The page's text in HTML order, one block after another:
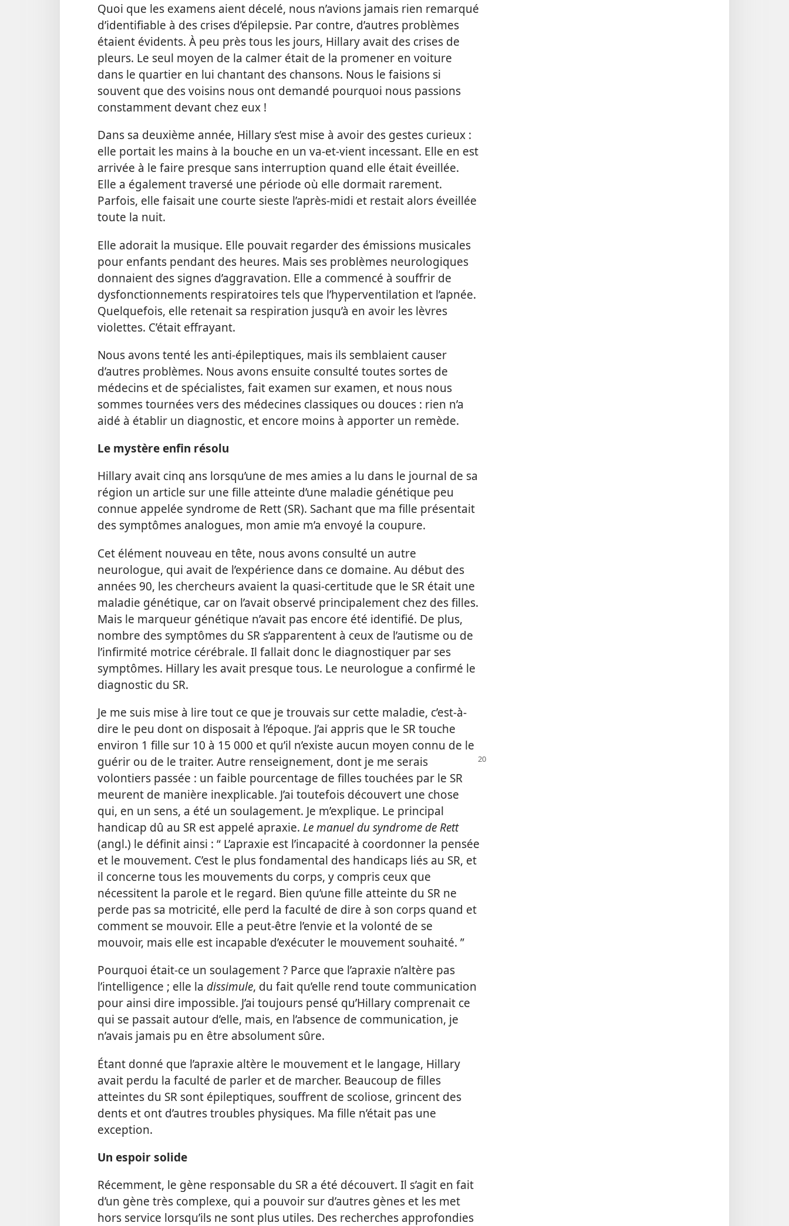
Quoi que les examens aient décelé, nous n’avions jamais rien remarqué
d’identifiable à des crises d’épilepsie. Par contre, d’autres problèmes
étaient évidents. À peu près tous les jours, Hillary avait des crises de
pleurs. Le seul moyen de la calmer était de la promener en voiture
dans le quartier en lui chantant des chansons. Nous le faisions si
souvent que des voisins nous ont demandé pourquoi nous passions
constamment devant chez eux !
Dans sa deuxième année, Hillary s’est mise à avoir des gestes curieux :
elle portait les mains à la bouche en un va-et-vient incessant. Elle en est
arrivée à le faire presque sans interruption quand elle était éveillée.
Elle a également traversé une période où elle dormait rarement.
Parfois, elle faisait une courte sieste l’après-midi et restait alors éveillée
toute la nuit.
Elle adorait la musique. Elle pouvait regarder des émissions musicales
pour enfants pendant des heures. Mais ses problèmes neurologiques
donnaient des signes d’aggravation. Elle a commencé à souffrir de
dysfonctionnements respiratoires tels que l’hyperventilation et l’apnée.
Quelquefois, elle retenait sa respiration jusqu’à en avoir les lèvres
violettes. C’était effrayant.
Nous avons tenté les anti-épileptiques, mais ils semblaient causer
d’autres problèmes. Nous avons ensuite consulté toutes sortes de
médecins et de spécialistes, fait examen sur examen, et nous nous
sommes tournées vers des médecines classiques ou douces : rien n’a
aidé à établir un diagnostic, et encore moins à apporter un remède.
Le mystère enfin résolu
Hillary avait cinq ans lorsqu’une de mes amies a lu dans le journal de sa
région un article sur une fille atteinte d’une maladie génétique peu
connue appelée syndrome de Rett (SR). Sachant que ma fille présentait
des symptômes analogues, mon amie m’a envoyé la coupure.
Cet élément nouveau en tête, nous avons consulté un autre
neurologue, qui avait de l’expérience dans ce domaine. Au début des
années 90, les chercheurs avaient la quasi-certitude que le SR était une
maladie génétique, car on l’avait observé principalement chez des filles.
Mais le marqueur génétique n’avait pas encore été identifié. De plus,
nombre des symptômes du SR s’apparentent à ceux de l’autisme ou de
l’infirmité motrice cérébrale. Il fallait donc le diagnostiquer par ses
symptômes. Hillary les avait presque tous. Le neurologue a confirmé le
diagnostic du SR.
Je me suis mise à lire tout ce que je trouvais sur cette maladie, c’est-à-
dire le peu dont on disposait à l’époque. J’ai appris que le SR touche
environ 1 fille sur 10 à 15 000 et qu’il n’existe aucun moyen connu de le
guérir ou de le traiter. Autre renseignement, dont je me serais
volontiers passée : un faible pourcentage de filles touchées par le SR
meurent de manière inexplicable. J’ai toutefois découvert une chose
qui, en un sens, a été un soulagement. Je m’explique. Le principal
handicap dû au SR est appelé apraxie. Le manuel du syndrome de Rett
(angl.) le définit ainsi : “ L’apraxie est l’incapacité à coordonner la pensée
et le mouvement. C’est le plus fondamental des handicaps liés au SR, et
il concerne tous les mouvements du corps, y compris ceux que
nécessitent la parole et le regard. Bien qu’une fille atteinte du SR ne
perde pas sa motricité, elle perd la faculté de dire à son corps quand et
comment se mouvoir. Elle a peut-être l’envie et la volonté de se
mouvoir, mais elle est incapable d’exécuter le mouvement souhaité. ”
Pourquoi était-​ce un soulagement ? Parce que l’apraxie n’altère pas
l’intelligence ; elle la dissimule, du fait qu’elle rend toute communication
pour ainsi dire impossible. J’ai toujours pensé qu’Hillary comprenait ce
qui se passait autour d’elle, mais, en l’absence de communication, je
n’avais jamais pu en être absolument sûre.
Étant donné que l’apraxie altère le mouvement et le langage, Hillary
avait perdu la faculté de parler et de marcher. Beaucoup de filles
atteintes du SR sont épileptiques, souffrent de scoliose, grincent des
dents et ont d’autres troubles physiques. Ma fille n’était pas une
exception.
Un espoir solide
Récemment, le gène responsable du SR a été découvert. Il s’agit en fait
d’un gène très complexe, qui a pouvoir sur d’autres gènes et les met
hors service lorsqu’ils ne sont plus utiles. Des recherches approfondies